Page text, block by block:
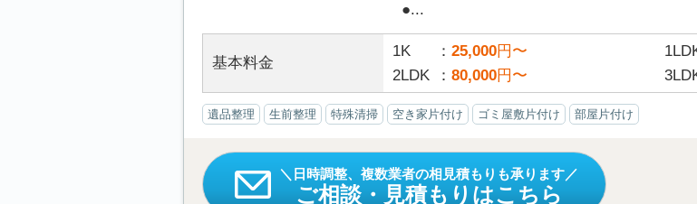
●...
基本料金
1K 25,000円〜
2LDK
80,000円〜
遺品整理 生前整理 特殊清掃 空き家片付け ゴミ屋敷片付け 部屋片付け
日時調整、複数業者の相見積もりも承ります
ご相談・見積もりはこちら